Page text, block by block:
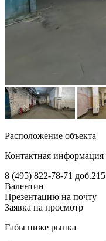
Расположение объекта
Контактная информация
8 (495) 822-78-71 доб.215
Валентин
Презентацию на почту
Заявка на просмотр
Габы ниже рынка